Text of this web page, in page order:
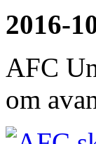
2016-
AFC
om